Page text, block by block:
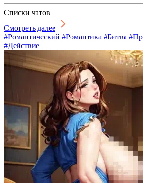
Списки чатов
Смотреть далее
#Романтический #Романтика #Битва
#Действие